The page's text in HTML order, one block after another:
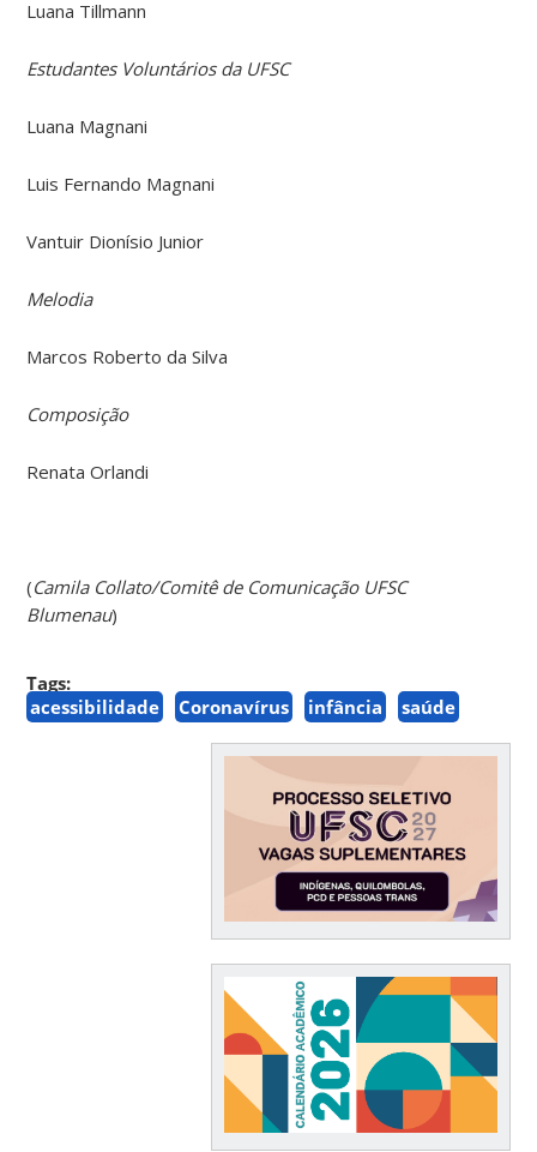
Luana Tillmann
Estudantes Voluntários da UFSC
Luana Magnani
Luis Fernando Magnani
Vantuir Dionísio Junior
Melodia
Marcos Roberto da Silva
Composição
Renata Orlandi
(Camila Collato/Comitê de Comunicação UFSC
Blumenau)
Tags:
acessibilidade
Coronavírus infância saúde